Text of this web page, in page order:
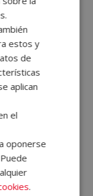
nuestras
adquirir las
las empresas:
branding
para
con ELBS.
el
estos y
de
aplican
el
oponerse
.